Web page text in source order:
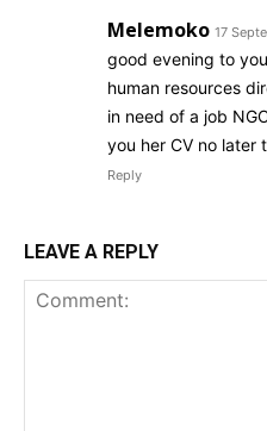
Melemoko 17
good evening to
human resources
in need of a job
you her CV no later
Reply
LEAVE A REPLY